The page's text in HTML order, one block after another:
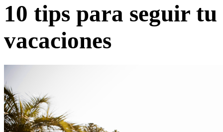
10 tips para seguir
vacaciones